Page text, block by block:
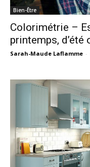
Bien-Être
Colorimétrie –
printemps, d’été
Sarah-Maude Laflamme -